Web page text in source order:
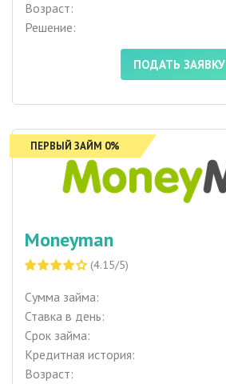
Возраст:
Решение:
ПОДАТЬ ЗАЯВКУ
ПЕРВЫЙ ЗАЙМ 0%
Moneyman
(4.15/5)
Сумма займа:
Ставка в день:
Срок займа:
Кредитная история:
Возраст: